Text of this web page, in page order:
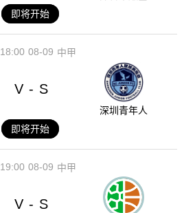
即将开始
08-09
18:00 中甲
V - S
深圳青年人
即将开始
08-09
19:00 中甲
V - S